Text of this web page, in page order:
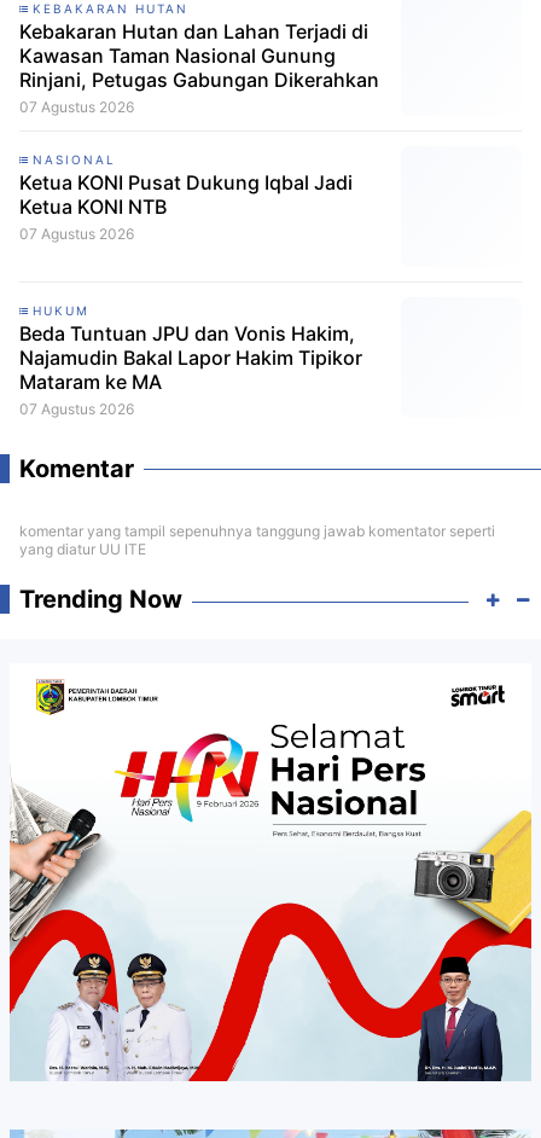
KEBAKARAN HUTAN
Kebakaran Hutan dan Lahan Terjadi di
Kawasan Taman Nasional Gunung
Rinjani, Petugas Gabungan Dikerahkan
07 Agustus 2026
NASIONAL
Ketua KONI Pusat Dukung Iqbal Jadi
Ketua KONI NTB
07 Agustus 2026
HUKUM
Beda Tuntuan JPU dan Vonis Hakim,
Najamudin Bakal Lapor Hakim Tipikor
Mataram ke MA
07 Agustus 2026
Komentar
komentar yang tampil sepenuhnya tanggung jawab komentator seperti
yang diatur UU ITE
Trending Now